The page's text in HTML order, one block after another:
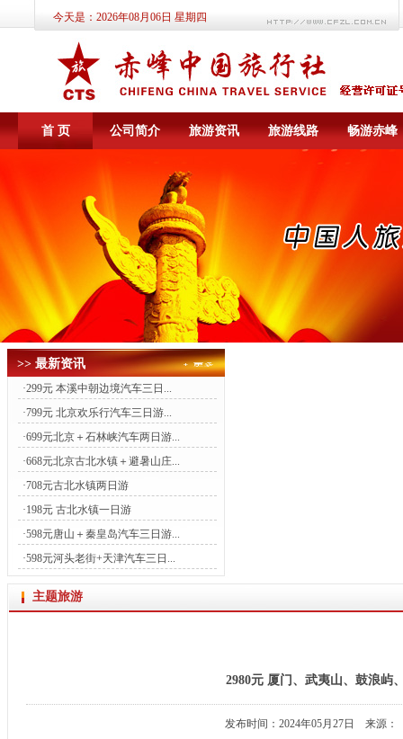
今天是： 2026年08月06日 星期四
首 页 公司简介 旅游资讯 旅游线路 畅游赤峰
>> 最新资讯
·299元 本溪中朝边境汽车三日...
·799元 北京欢乐行汽车三日游...
·699元北京＋石林峡汽车两日游...
·668元北京古北水镇＋避暑山庄...
·708元古北水镇两日游
·198元 古北水镇一日游
·598元唐山＋秦皇岛汽车三日游...
·598元河头老街+天津汽车三日...
主题旅游
2980元 厦门、武夷山、鼓浪屿
发布时间：2024年05月27日 来源